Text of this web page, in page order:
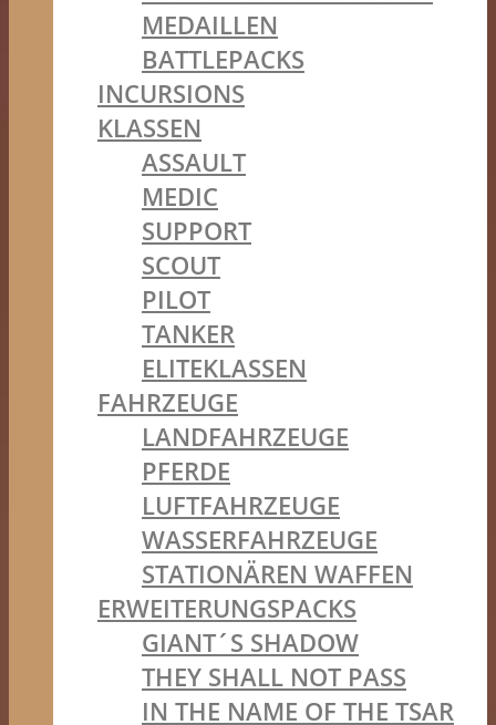
MEDAILLEN
BATTLEPACKS
INCURSIONS
KLASSEN
ASSAULT
MEDIC
SUPPORT
SCOUT
PILOT
TANKER
ELITEKLASSEN
FAHRZEUGE
LANDFAHRZEUGE
PFERDE
LUFTFAHRZEUGE
WASSERFAHRZEUGE
STATIONÄREN WAFFEN
ERWEITERUNGSPACKS
GIANT´S SHADOW
THEY SHALL NOT PASS
IN THE NAME OF THE TSAR